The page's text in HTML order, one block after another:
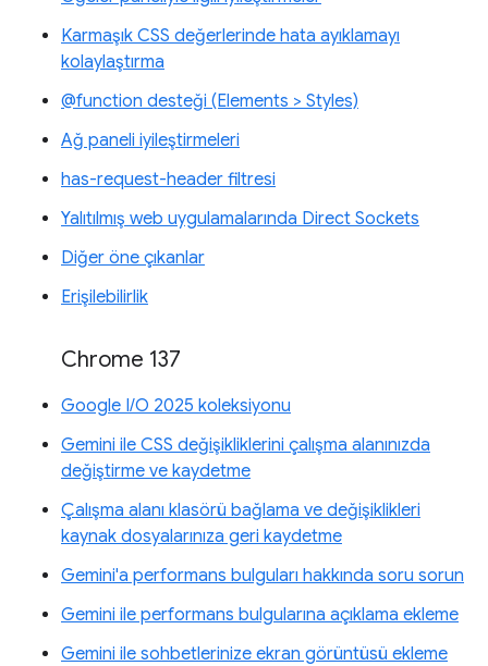
Karmaşık CSS değerlerinde hata ayıklamayı
kolaylaştırma
@function desteği (Elements > Styles)
Ağ paneli iyileştirmeleri
has-request-header filtresi
Yalıtılmış web uygulamalarında Direct Sockets
Diğer öne çıkanlar
Erişilebilirlik
Chrome 137
Google I/O 2025 koleksiyonu
Gemini ile CSS değişikliklerini çalışma alanınızda
değiştirme ve kaydetme
Çalışma alanı klasörü bağlama ve değişiklikleri
kaynak dosyalarınıza geri kaydetme
Gemini'a performans bulguları hakkında soru sorun
Gemini ile performans bulgularına açıklama ekleme
Gemini ile sohbetlerinize ekran görüntüsü ekleme